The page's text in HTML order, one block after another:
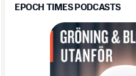
EPOCH TIMES PODCASTS